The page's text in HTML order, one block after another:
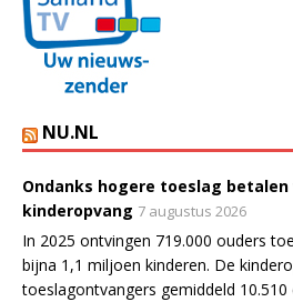
NU.NL
Ondanks hogere toeslag
kinderopvang 7 augustus 2026
In 2025 ontvingen 719.000 ouders
bijna 1,1 miljoen kinderen. De
toeslagontvangers gemiddeld